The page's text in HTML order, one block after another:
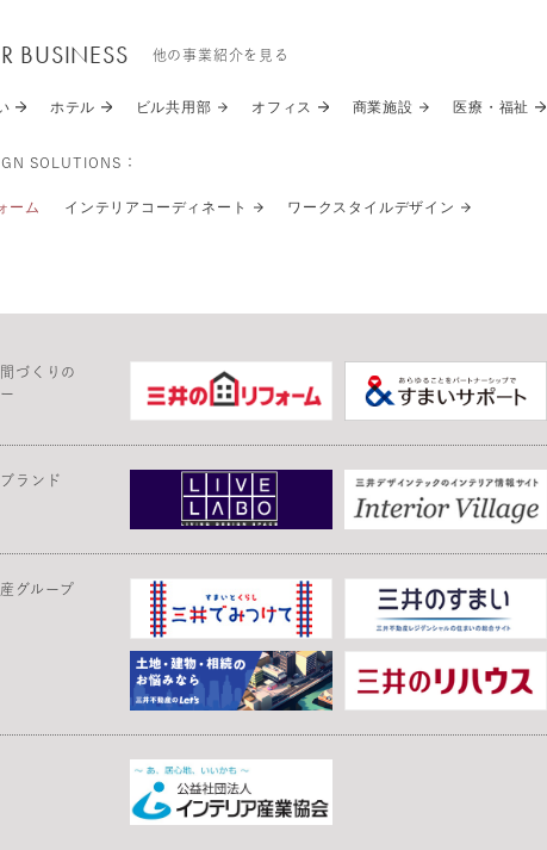
トップ
BUSINESS 他の事業紹介を見る
ホテル ビル共用部 オフィス 商業施設 医療・福祉
SOLUTIONS：
ーム インテリアコーディネート ワークスタイルデザイン
づくりの
ランド
グループ